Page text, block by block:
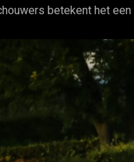
betekent het